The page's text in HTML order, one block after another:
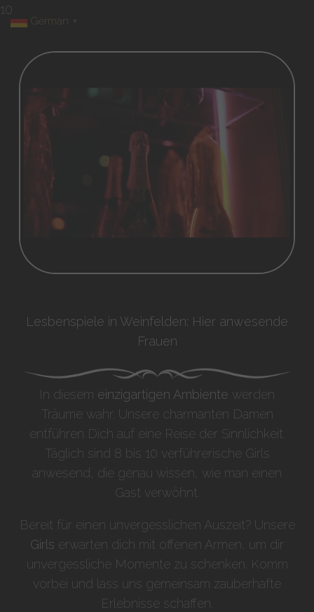
10
Lesbenspiele in Weinfelden: Hier anwesende
Frauen
In diesem einzigartigen Ambiente werden
Träume wahr. Unsere charmanten Damen
entführen Dich auf eine Reise der Sinnlichkeit.
Täglich sind 8 bis 10 verführerische Girls
anwesend, die genau wissen, wie man einen
Gast verwöhnt.
Bereit für einen unvergesslichen Auszeit? Unsere
Girls erwarten dich mit offenen Armen, um dir
unvergessliche Momente zu schenken. Komm
vorbei und lass uns gemeinsam zauberhafte
Erlebnisse schaffen.
German